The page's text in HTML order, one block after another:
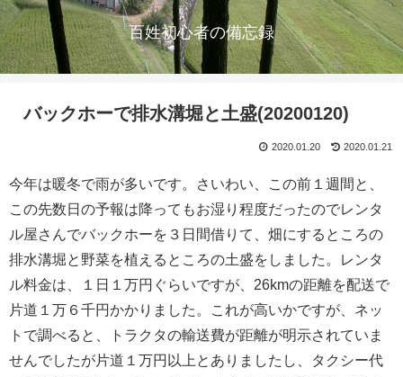
百姓初心者の備忘録
バックホーで排水溝堀と土盛(20200120)
2020.01.21
2020.01.20
今年は暖冬で雨が多いです。さいわい、この前１週間と、
この先数日の予報は降ってもお湿り程度だったのでレンタ
ル屋さんでバックホーを３日間借りて、畑にするところの
排水溝堀と野菜を植えるところの土盛をしました。レンタ
ル料金は、１日１万円ぐらいですが、26kmの距離を配送で
片道１万６千円かかりました。これが高いかですが、ネッ
トで調べると、トラクタの輸送費が距離が明示されていま
せんでしたが片道１万円以上とありましたし、タクシー代